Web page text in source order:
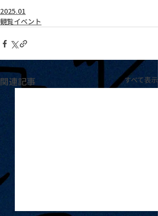
2025.01
観覧イベント
関連記事 すべて表示